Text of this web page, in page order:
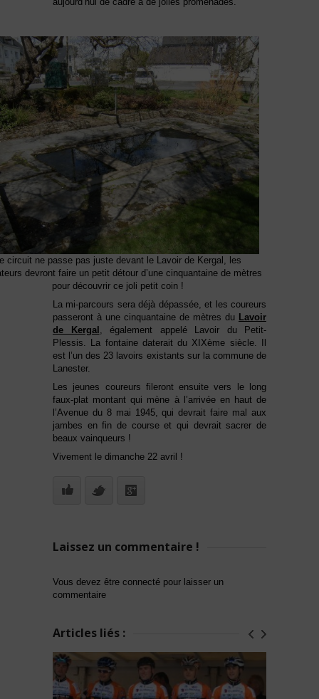
circuit ne passe pas juste devant le Lavoir de Kergal, les
devront faire un petit détour d’une cinquantaine de mètres
pour découvrir ce joli petit coin !
La mi-parcours sera déjà dépassée, et les coureurs
passeront à une cinquantaine de mètres du Lavoir
de Kergal , également appelé Lavoir du Petit-
Plessis. La fontaine daterait du XIXème siècle. Il
est l’un des 23 lavoirs existants sur la commune de
Lanester.
Les jeunes coureurs fileront ensuite vers le long
faux-plat montant qui mène à l’arrivée en haut de
l’Avenue du 8 mai 1945, qui devrait faire mal aux
jambes en fin de course et qui devrait sacrer de
beaux vainqueurs !
Vivement le dimanche 22 avril !
Laissez un commentaire !
Vous devez être connecté pour laisser un
commentaire
Articles liés :